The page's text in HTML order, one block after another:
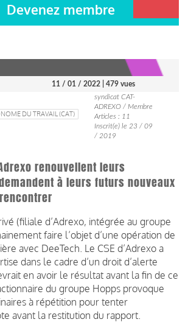
Devenez membre
11 / 01 / 2022 | 479 vues
DU TRAVAIL (CAT)
syndicat CAT-
ADREXO / Membre
Articles : 11
Inscrit(e) le 23 / 09
/ 2019
renouvellent leurs
à leurs futurs nouveaux
(filiale d’Adrexo, intégrée au groupe
faire l’objet d’une opération de
avec DeeTech. Le CSE d’Adrexo a
dans le cadre d’un droit d’alerte
en avoir le résultat avant la fin de ce
du groupe Hopps provoque
à répétition pour tenter
avant la restitution du rapport.